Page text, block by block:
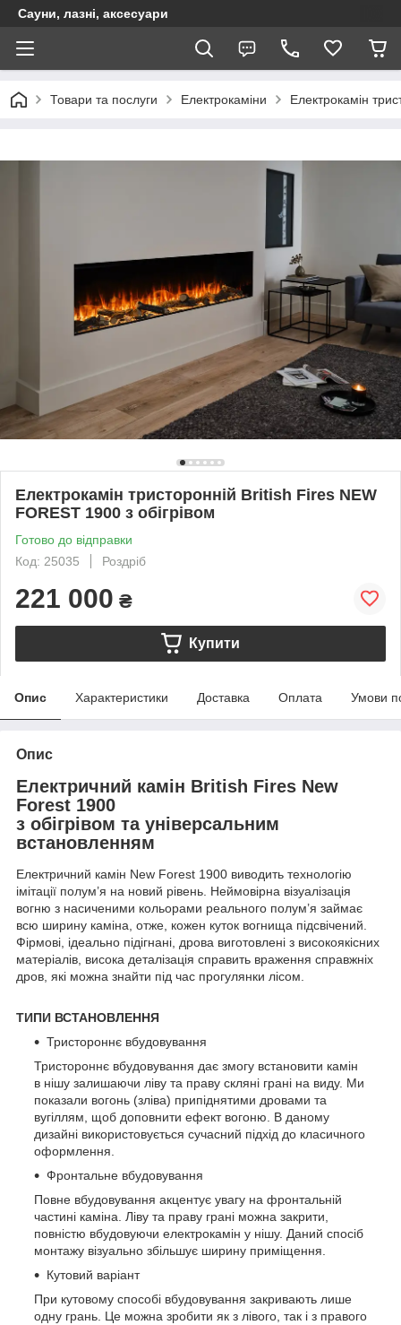
Сауни, лазні, аксесуари
Товари та послуги Електрокаміни Електрокамін
Електрокамін тристоронній British Fires NEW
FOREST 1900 з обігрівом
Готово до відправки
Код: 25035
Роздріб
221 000 ₴
Купити
Опис Характеристики Доставка Оплата Умови
Опис
Електричний камін British Fires New
Forest 1900
з обігрівом та універсальним
встановленням
Електричний камін New Forest 1900 виводить технологію
імітації полум’я на новий рівень. Неймовірна візуалізація
вогню з насиченими кольорами реального полум’я займає
всю ширину каміна, отже, кожен куток вогнища підсвічений.
Фірмові, ідеально підігнані, дрова виготовлені з високоякісних
матеріалів, висока деталізація справить враження справжніх
дров, які можна знайти під час прогулянки лісом.
ТИПИ ВСТАНОВЛЕННЯ
Тристороннє вбудовування
Тристороннє вбудовування дає змогу встановити камін
в нішу залишаючи ліву та праву скляні грані на виду. Ми
показали вогонь (зліва) припіднятими дровами та
вугіллям, щоб доповнити ефект вогоню. В даному
дизайні використовується сучасний підхід до класичного
оформлення.
Фронтальне вбудовування
Повне вбудовування акцентує увагу на фронтальній
частині каміна. Ліву та праву грані можна закрити,
повністю вбудовуючи електрокамін у нішу. Даний спосіб
монтажу візуально збільшує ширину приміщення.
Кутовий варіант
При кутовому способі вбудовування закривають лише
одну грань. Це можна зробити як з лівого, так і з правого